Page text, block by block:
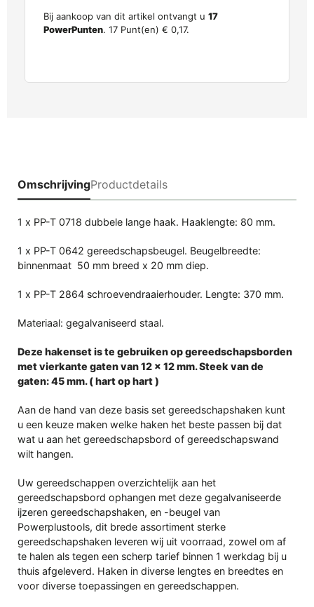
Bij aankoop van dit artikel ontvangt u 17
PowerPunten. 17 Punt(en) € 0,17.
OmschrijvingProductdetails
1 x PP-T 0718 dubbele lange haak. Haaklengte: 80 mm.
1 x PP-T 0642 gereedschapsbeugel. Beugelbreedte:
binnenmaat 50 mm breed x 20 mm diep.
1 x PP-T 2864 schroevendraaierhouder. Lengte: 370 mm.
Materiaal: gegalvaniseerd staal.
Deze hakenset is te gebruiken op gereedschapsborden
met vierkante gaten van 12 x 12 mm. Steek van de
gaten: 45 mm. ( hart op hart )
Aan de hand van deze basis set gereedschapshaken kunt
u een keuze maken welke haken het beste passen bij dat
wat u aan het gereedschapsbord of gereedschapswand
wilt hangen.
Uw gereedschappen overzichtelijk aan het
gereedschapsbord ophangen met deze gegalvaniseerde
ijzeren gereedschapshaken, en -beugel van
Powerplustools, dit brede assortiment sterke
gereedschapshaken leveren wij uit voorraad, zowel om af
te halen als tegen een scherp tarief binnen 1 werkdag bij u
thuis afgeleverd. Haken in diverse lengtes en breedtes en
voor diverse toepassingen en gereedschappen.